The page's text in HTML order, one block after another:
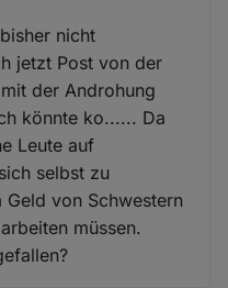
nicht
jetzt Post von der
der Androhung
könnte ko...... Da
Leute auf
selbst zu
von Schwestern
müssen.